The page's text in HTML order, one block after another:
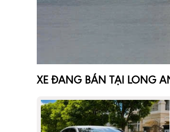
XE ĐANG BÁN TẠI LONG